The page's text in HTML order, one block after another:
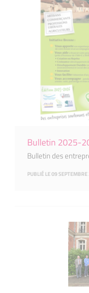
Bulletin 2025-
Bulletin des
PUBLIÉ LE 09